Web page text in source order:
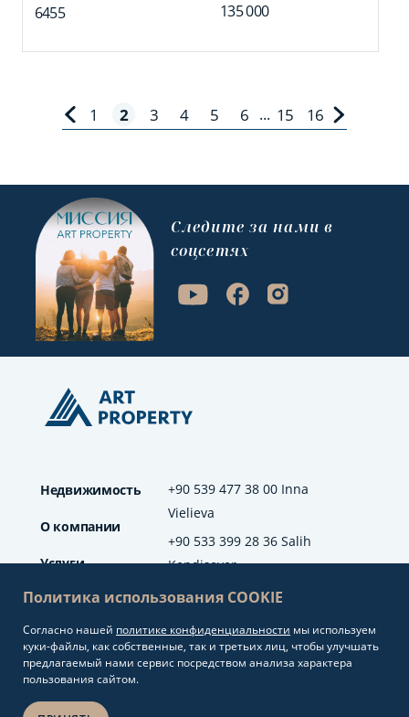
6455 135 000
1 2 3 4 5 6 ... 15 16
+90 539 477 38 00 Inna
Vielieva
+90 533 399 28 36 Salih
Kendisever
info@artproperty.net
Mahmutlar Mah.
Недвижимость
О компании
Услуги
Отзывы
Блог
Cледите за нами в
соцсетях
Политика использования COOKIE
Согласно нашей политике конфиденциальности мы используем
куки-файлы, как собственные, так и третьих лиц, чтобы улучшать
предлагаемый нами сервис посредством анализа характера
пользования сайтом.